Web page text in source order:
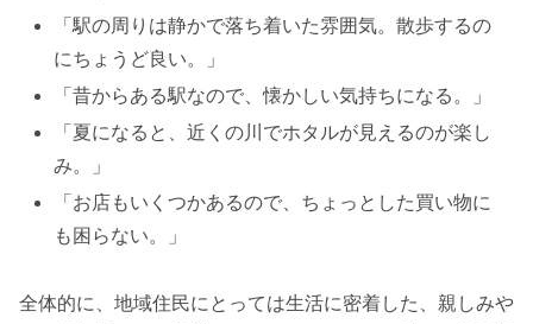
「駅の周りは静かで落ち着いた雰囲気。散歩するの
にちょうど良い。」
「昔からある駅なので、懐かしい気持ちになる。」
「夏になると、近くの川でホタルが見えるのが楽し
み。」
「お店もいくつかあるので、ちょっとした買い物に
も困らない。」
全体的に、地域住民にとっては生活に密着した、親しみや